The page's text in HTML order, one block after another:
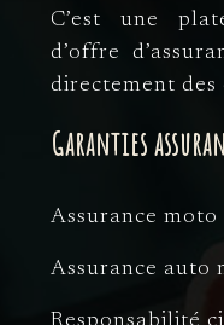
C’est une
d’offre
directement des
Garanties
Assurance moto
Assurance auto